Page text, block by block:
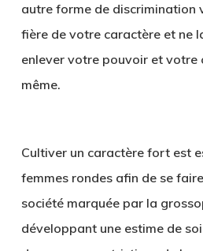
autre forme de discrimination
fière de votre caractère et ne
enlever votre pouvoir et votre
même.
Cultiver un caractère fort est
femmes rondes afin de se
société marquée par la
développant une estime de